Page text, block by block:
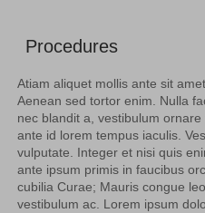
Procedures
Atiam aliquet mollis ante sit
Aenean sed tortor enim. Nulla
nec blandit a, vestibulum
ante id lorem tempus iaculis.
vulputate. Integer et nisi quis
ante ipsum primis in faucibus
cubilia Curae; Mauris congue
vestibulum ac. Lorem ipsum